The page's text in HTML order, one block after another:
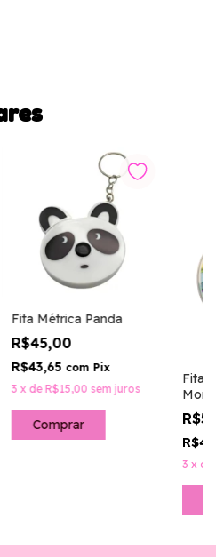
Fita Métrica Panda
R$45,00
R$43,65 com Pix
3 x de R$15,00 sem juros
Fita
3 x de